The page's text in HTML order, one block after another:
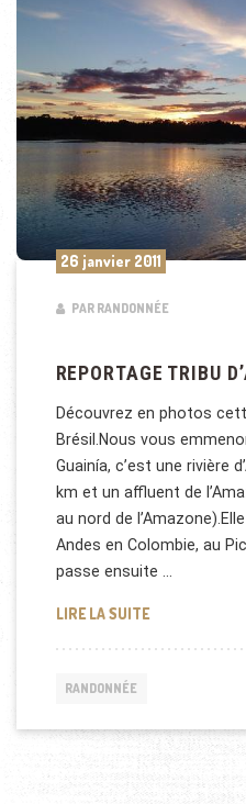
26 janvier 2011
PAR RANDONNÉE
REPORTAGE TRIBU
Découvrez en photos
Brésil.Nous vous
Guainía, c’est une rivière
km et un affluent de
au nord de
Andes en Colombie, au
passe ensuite …
LIRE LA SUITEREPORTAGE
RANDONNÉE